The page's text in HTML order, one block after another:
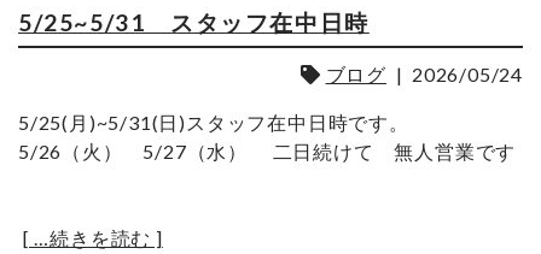
5/25~5/31 スタッフ在中日時
ブログ | 2026/05/24
5/25(月)~5/31(日)スタッフ在中日時です。
5/26（火） 5/27（水） 二日続けて 無人営業です
[ …続きを読む ]